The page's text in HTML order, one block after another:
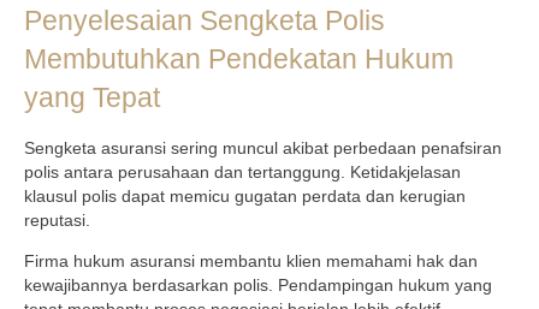
Penyelesaian Sengketa Polis
Membutuhkan Pendekatan Hukum
yang Tepat
Sengketa asuransi sering muncul akibat perbedaan penafsiran
polis antara perusahaan dan tertanggung. Ketidakjelasan
klausul polis dapat memicu gugatan perdata dan kerugian
reputasi.
Firma hukum asuransi membantu klien memahami hak dan
kewajibannya berdasarkan polis. Pendampingan hukum yang